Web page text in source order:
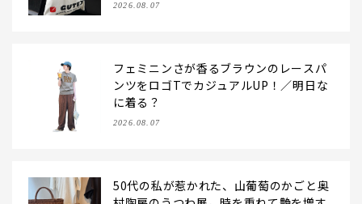
2026.08.07
フェミニンさが香るブラウンのレースパ
ンツをロゴTでカジュアルUP！／明日な
に着る？
2026.08.07
50代の私が惹かれた、山葡萄のかごと奥